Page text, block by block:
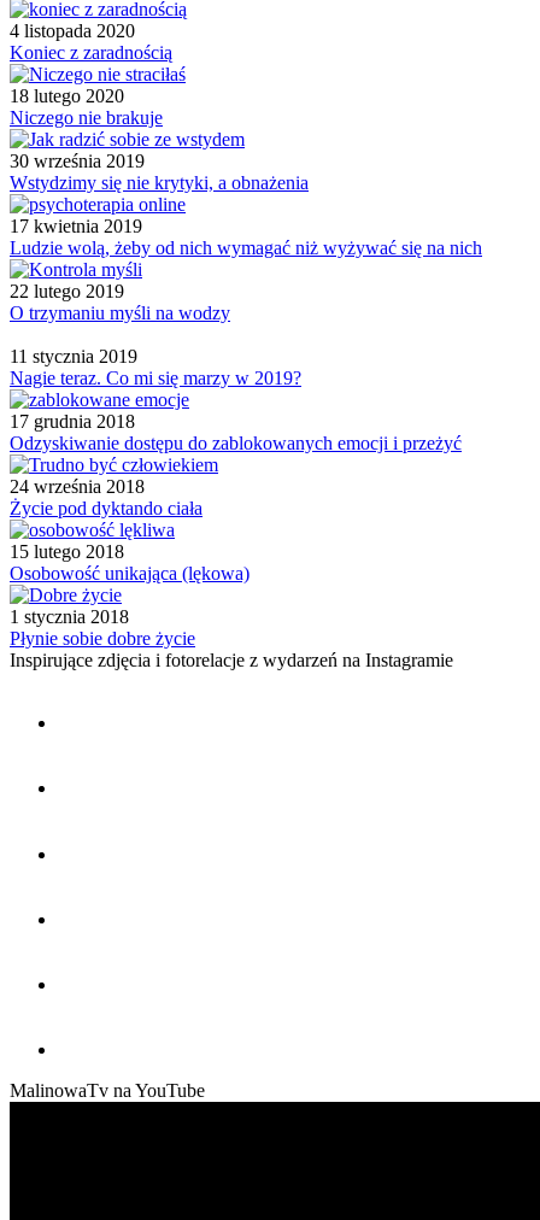
4 listopada 2020
Koniec z zaradnością
18 lutego 2020
Niczego nie brakuje
30 września 2019
Wstydzimy się nie krytyki, a obnażenia
17 kwietnia 2019
Ludzie wolą, żeby od nich wymagać niż wyżywać się na nich
22 lutego 2019
O trzymaniu myśli na wodzy
11 stycznia 2019
Nagie teraz. Co mi się marzy w 2019?
17 grudnia 2018
Odzyskiwanie dostępu do zablokowanych emocji i przeżyć
24 września 2018
Życie pod dyktando ciała
15 lutego 2018
Osobowość unikająca (lękowa)
1 stycznia 2018
Płynie sobie dobre życie
Inspirujące zdjęcia i fotorelacje z wydarzeń na Instagramie
MalinowaTv na YouTube